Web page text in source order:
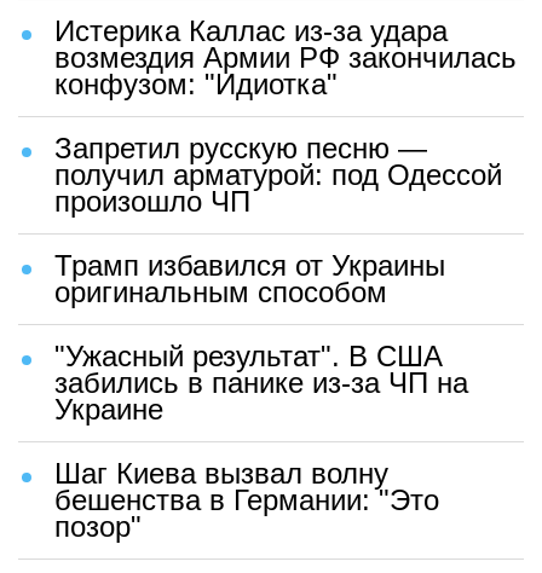
Истерика Каллас из-за удара
возмездия Армии РФ закончилась
конфузом: "Идиотка"
Запретил русскую песню —
получил арматурой: под Одессой
произошло ЧП
Трамп избавился от Украины
оригинальным способом
"Ужасный результат". В США
забились в панике из-за ЧП на
Украине
Шаг Киева вызвал волну
бешенства в Германии: "Это
позор"